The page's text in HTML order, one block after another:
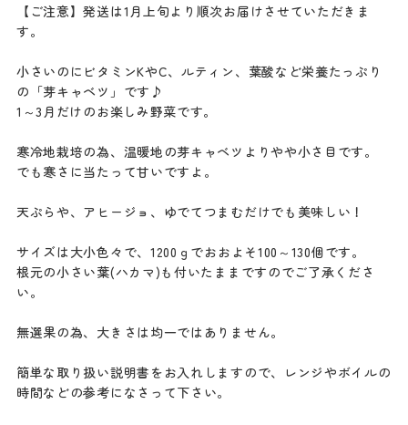
【ご注意】発送は1月上旬より順次お届けさせていただきま
す。
小さいのにビタミンKやC、ルティン、葉酸など栄養たっぷり
の「芽キャベツ」です♪
1～3月だけのお楽しみ野菜です。
寒冷地栽培の為、温暖地の芽キャベツよりやや小さ目です。
でも寒さに当たって甘いですよ。
天ぷらや、アヒージョ、ゆでてつまむだけでも美味しい！
サイズは大小色々で、1200ｇでおおよそ100～130個です。
根元の小さい葉(ハカマ)も付いたままですのでご了承くださ
い。
無選果の為、大きさは均一ではありません。
簡単な取り扱い説明書をお入れしますので、レンジやボイルの
時間などの参考になさって下さい。